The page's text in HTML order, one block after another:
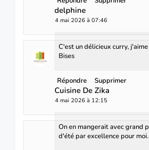
delphine
4 mai 2026 à 07:46
C'est un délicieux curry,
Bises
Répondre Supprimer
Cuisine De Zika
4 mai 2026 à 12:15
On en mangerait avec grand
d'été par excellence pour